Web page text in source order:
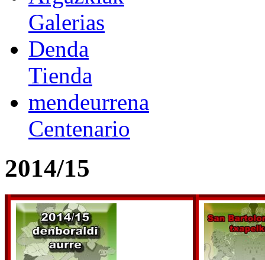
Galerias
Denda
Tienda
mendeurrena
Centenario
2014/15